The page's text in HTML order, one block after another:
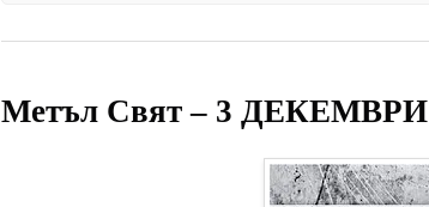
Метъл Свят – 3 ДЕКЕМВРИ